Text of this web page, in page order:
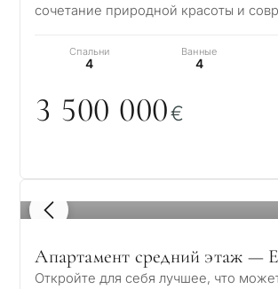
сочетание природной красоты и
Спальни
4
Ванные
4
3 500 000€
1 / 8
Апартамент средний этаж —
Откройте для себя лучшее, что